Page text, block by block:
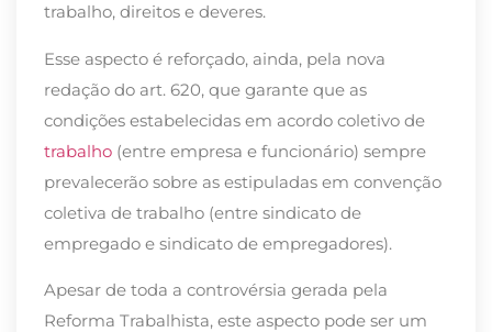
trabalho, direitos e deveres.
Esse aspecto é reforçado, ainda, pela nova
redação do art. 620, que garante que as
condições estabelecidas em acordo coletivo de
trabalho (entre empresa e funcionário) sempre
prevalecerão sobre as estipuladas em convenção
coletiva de trabalho (entre sindicato de
empregado e sindicato de empregadores).
Apesar de toda a controvérsia gerada pela
Reforma Trabalhista, este aspecto pode ser um